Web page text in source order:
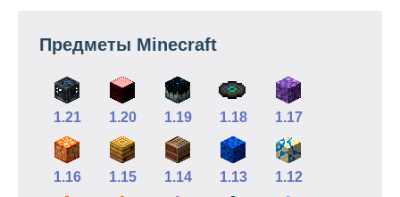
Предметы Minecraft
1.21 1.20 1.19 1.18 1.17
1.16 1.15 1.14 1.13 1.12